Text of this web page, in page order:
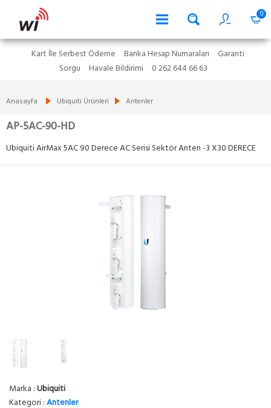
0
Kart İle Serbest Ödeme Banka Hesap Numaraları
Garanti
Sorgu
Havale Bildirimi 0 262 644 66 63
Anasayfa Ubiquiti Ürünleri Antenler
AP-5AC-90-HD
Ubiquiti AirMax 5AC 90 Derece AC Serisi Sektör Anten -3 X30 DERECE
Marka :Ubiquiti
Kategori :Antenler